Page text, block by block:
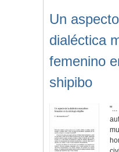
Un
dialéctica
femenino
shipibo